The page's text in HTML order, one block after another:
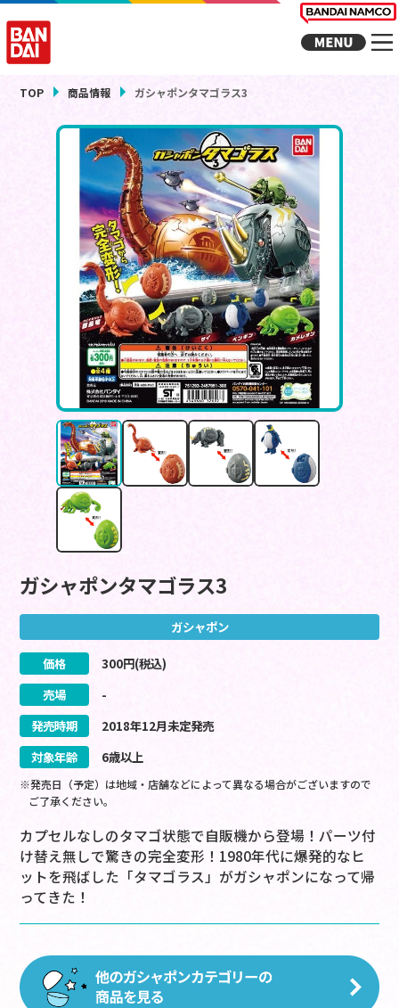
TOP 商品情報 ガシャポンタマゴラス3
ガシャポンタマゴラス3
ガシャポン
価格 300円(税込)
売場
-
発売時期
2018年12月未定発売
対象年齢
6歳以上
※発売日（予定）は地域・店舗などによって異なる場合がございますので
ご了承ください。
カプセルなしのタマゴ状態で自販機から登場！パーツ付
け替え無しで驚きの完全変形！1980年代に爆発的なヒ
ットを飛ばした「タマゴラス」がガシャポンになって帰
ってきた！